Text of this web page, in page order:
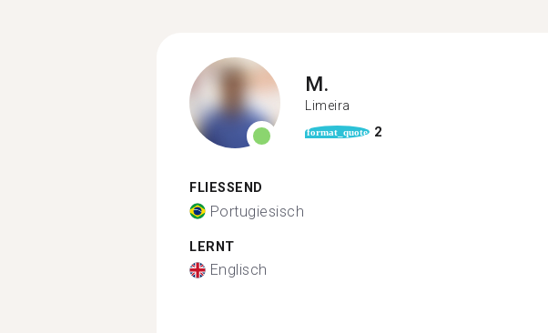
M.
Limeira
format_quote 2
FLIESSEND
Portugiesisch
LERNT
Englisch